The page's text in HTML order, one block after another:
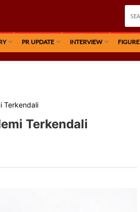
PR UPDATE INTERVIEW FIGURE
Terkendali
Terkendali